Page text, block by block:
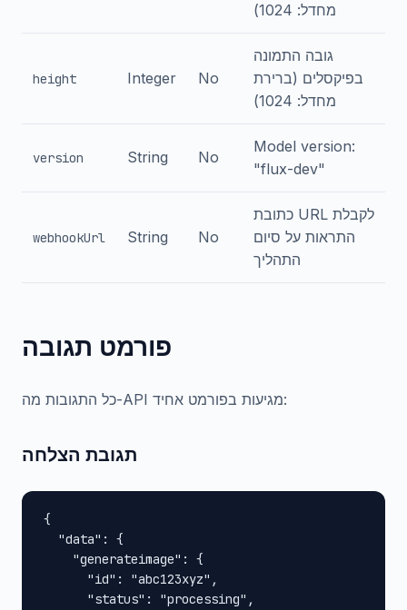
מחדל: 1024)
height Integer No
גובה התמונה
בפיקסלים (ברירת
מחדל: 1024)
version String No
Model version:
"flux-dev"
webhookUrl String No
כתובת URL לקבלת
התראות על סיום
התהליך
פורמט תגובה
כל התגובות מה-API מגיעות בפורמט אחיד:
תגובת הצלחה
{
  "data": {
    "generateimage": {
      "id": "abc123xyz",
      "status": "processing",